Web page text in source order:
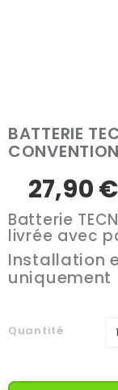
BATTERIE
27,90 €
Batterie
livrée avec
Installation
uniquement
Quantité